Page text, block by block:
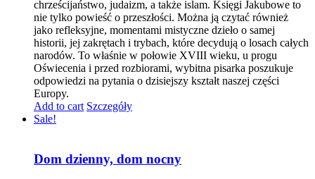
chrześcijaństwo, judaizm, a także islam. Księgi Jakubowe to
nie tylko powieść o przeszłości. Można ją czytać również
jako refleksyjne, momentami mistyczne dzieło o samej
historii, jej zakrętach i trybach, które decydują o losach całych
narodów. To właśnie w połowie XVIII wieku, u progu
Oświecenia i przed rozbiorami, wybitna pisarka poszukuje
odpowiedzi na pytania o dzisiejszy kształt naszej części
Europy.
Add to cart Szczegóły
Sale!
Dom dzienny, dom nocny